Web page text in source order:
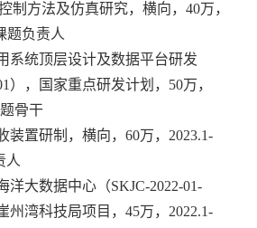
制方法及仿真研究，横向， 40万，
题负责人
系统顶层设计及数据平台研发
），国家重点研发计划， 50万，
骨干
装置研制，横向， 60万， 2023.1-
人
洋大数据中心（SKJC-2022-01-
州湾科技局项目， 45万， 2022.1-